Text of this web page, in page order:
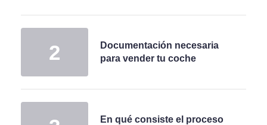
Documentación necesaria
para vender tu coche
En qué consiste el proceso